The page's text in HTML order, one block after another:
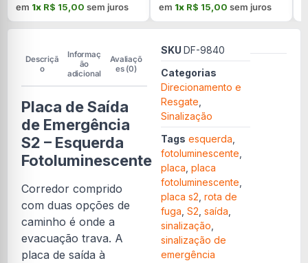
em 1x R$ 15,00 sem juros em 1x R$ 15,00 sem juros
Descriçã
o
Informaç
ão
adicional
Avaliaçõ
es (0)
Placa de Saída
de Emergência
S2 – Esquerda
Fotoluminescente
Corredor comprido
com duas opções de
caminho é onde a
evacuação trava. A
placa de saída à
SKU DF-9840
Categorias
Direcionamento e
Resgate
Sinalização
Tags esquerda
fotoluminescente
placa placa
fotoluminescente
placa s2 rota de
fuga S2 saída
sinalização
sinalização de
emergência